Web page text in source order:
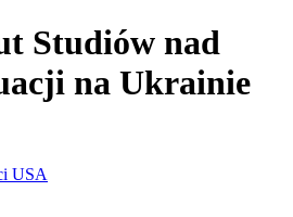
Studiów nad
na Ukrainie
USA